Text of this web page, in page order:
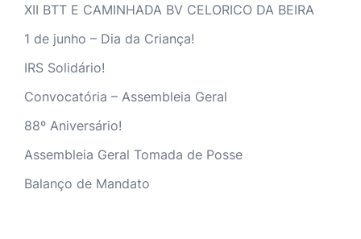
XII BTT E CAMINHADA BV CELORICO DA BEIRA
1 de junho – Dia da Criança!
IRS Solidário!
Convocatória – Assembleia Geral
88º Aniversário!
Assembleia Geral Tomada de Posse
Balanço de Mandato